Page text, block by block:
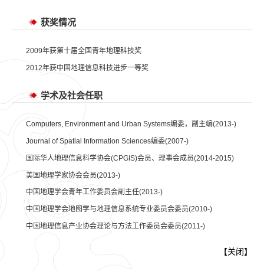
获奖情况
2009年获第十届全国青年地理科技奖
2012年获中国地理信息科技进步一等奖
学术及社会任职
Computers, Environment and Urban Systems编委，副主编(2013-)
Journal of Spatial Information Sciences编委(2007-)
国际华人地理信息科学协会(CPGIS)会员、理事会成员(2014-2015)
美国地理学家协会会员(2013-)
中国地理学会青年工作委员会副主任(2013-)
中国地理学会地图学与地理信息系统专业委员会委员(2010-)
中国地理信息产业协会理论与方法工作委员会委员(2011-)
【关闭】